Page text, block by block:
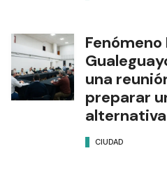
Fenómeno
una
preparar
alternativa
CIUDAD